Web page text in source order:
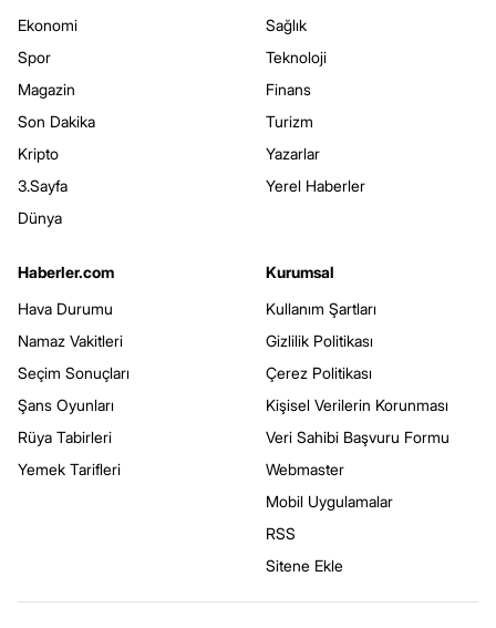
Ekonomi
Spor
Magazin
Son Dakika
Kripto
3.Sayfa
Dünya
Sağlık
Teknoloji
Finans
Turizm
Yazarlar
Yerel Haberler
Haberler.com
Hava Durumu
Namaz Vakitleri
Seçim Sonuçları
Şans Oyunları
Rüya Tabirleri
Yemek Tarifleri
Kurumsal
Kullanım Şartları
Gizlilik Politikası
Çerez Politikası
Kişisel Verilerin Korunması
Veri Sahibi Başvuru Formu
Webmaster
Mobil Uygulamalar
RSS
Sitene Ekle